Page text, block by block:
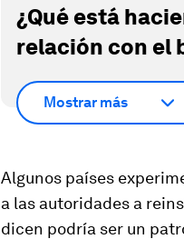
¿Qué está
relación con el
Mostrar más
Algunos países
a las autoridades a
dicen podría ser un